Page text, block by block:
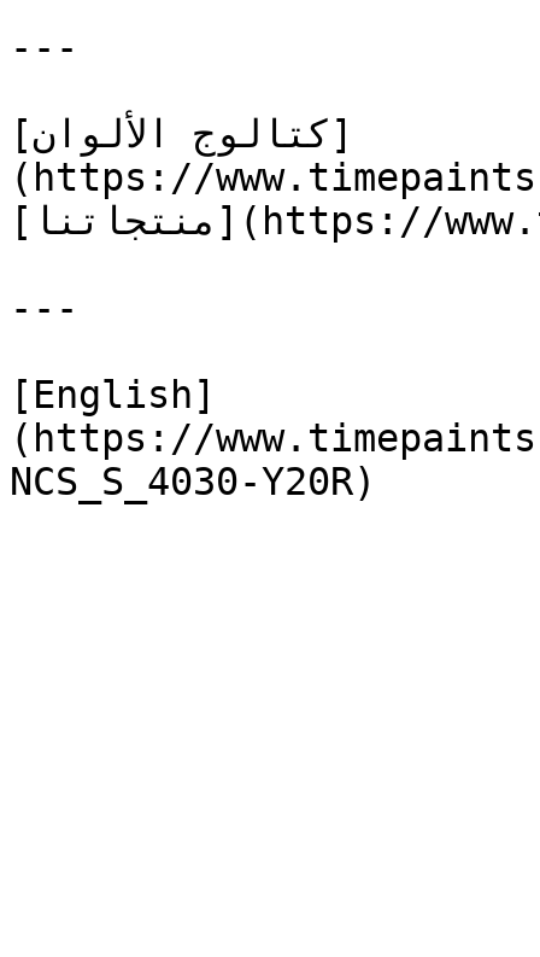
---
[كتالوج الألوان]
(https://
[منتجاتنا](https://www.timepaints.com/ar/products)
---
[English]
(https://
NCS_S_4030-Y20R)